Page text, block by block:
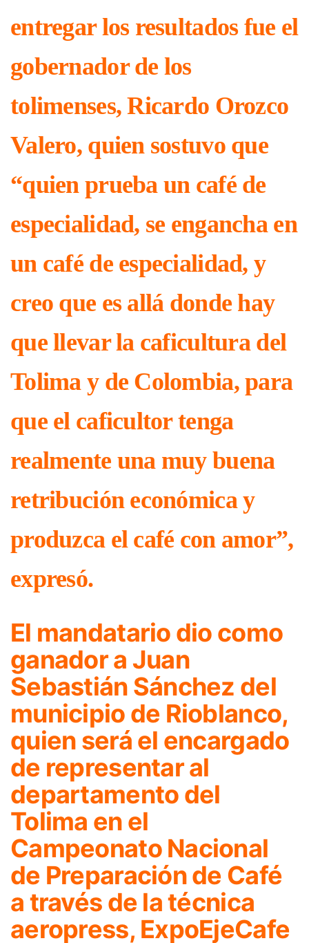
entregar los resultados fue el
gobernador de los
tolimenses, Ricardo Orozco
Valero, quien sostuvo que
“quien prueba un café de
especialidad, se engancha en
un café de especialidad, y
creo que es allá donde hay
que llevar la caficultura del
Tolima y de Colombia, para
que el caficultor tenga
realmente una muy buena
retribución económica y
produzca el café con amor”,
expresó.
El mandatario dio como
ganador a Juan
Sebastián Sánchez del
municipio de Rioblanco,
quien será el encargado
de representar al
departamento del
Tolima en el
Campeonato Nacional
de Preparación de Café
a través de la técnica
aeropress, ExpoEjeCafe